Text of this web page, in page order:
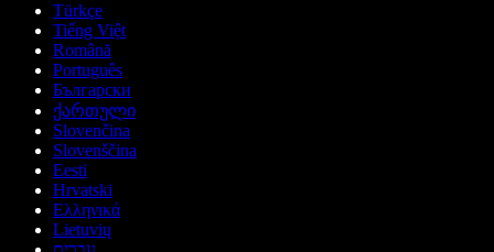
Türkçe
Tiếng Việt
Română
Português
Български
ქართული
Slovenčina
Slovenščina
Eesti
Hrvatski
Ελληνικά
Lietuvių